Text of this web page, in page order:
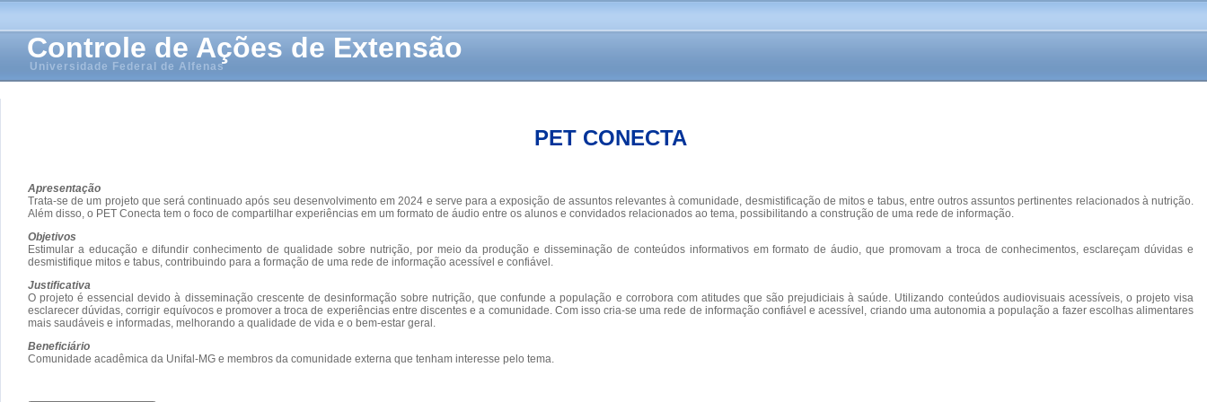
Controle de Ações de Extensão
Universidade Federal de Alfenas
PET CONECTA
Apresentação
Trata-se de um projeto que será continuado após seu desenvolvimento em 2024 e serve para a exposição de assuntos relevantes à comunidade, desmistificação de mitos e tabus, entre outros assuntos pertinentes relacionados à nutrição.
Além disso, o PET Conecta tem o foco de compartilhar experiências em um formato de áudio entre os alunos e convidados relacionados ao tema, possibilitando a construção de uma rede de informação.
Objetivos
Estimular a educação e difundir conhecimento de qualidade sobre nutrição, por meio da produção e disseminação de conteúdos informativos em formato de áudio, que promovam a troca de conhecimentos, esclareçam dúvidas e
desmistifique mitos e tabus, contribuindo para a formação de uma rede de informação acessível e confiável.
Justificativa
O projeto é essencial devido à disseminação crescente de desinformação sobre nutrição, que confunde a população e corrobora com atitudes que são prejudiciais à saúde. Utilizando conteúdos audiovisuais acessíveis, o projeto visa
esclarecer dúvidas, corrigir equívocos e promover a troca de experiências entre discentes e a comunidade. Com isso cria-se uma rede de informação confiável e acessível, criando uma autonomia a população a fazer escolhas alimentares
mais saudáveis e informadas, melhorando a qualidade de vida e o bem-estar geral.
Beneficiário
Comunidade acadêmica da Unifal-MG e membros da comunidade externa que tenham interesse pelo tema.